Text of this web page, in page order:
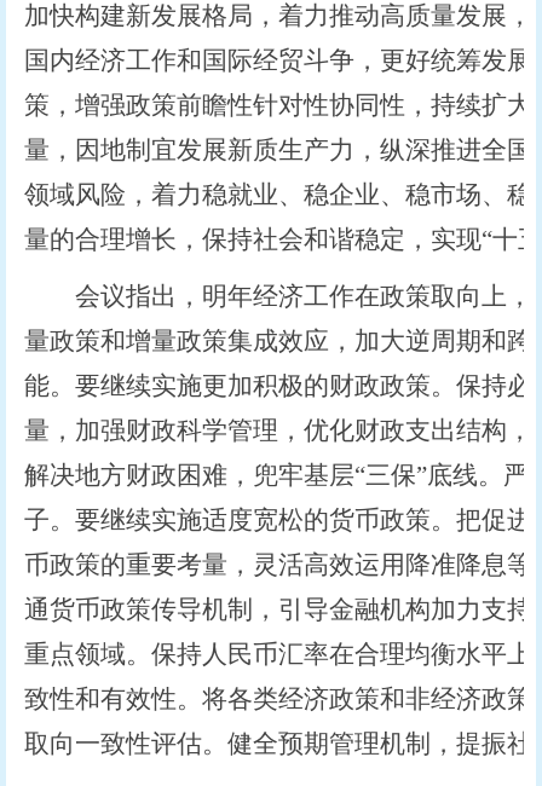
加快构建新发展格局，着力推动高质量发展
国内经济工作和国际经贸斗争，更好统筹发
策，增强政策前瞻性针对性协同性，持续扩
量，因地制宜发展新质生产力，纵深推进全
领域风险，着力稳就业、稳企业、稳市场、
量的合理增长，保持社会和谐稳定，实现“十
会议指出，明年经济工作在政策取向上，
量政策和增量政策集成效应，加大逆周期和
能。要继续实施更加积极的财政政策。保持
量，加强财政科学管理，优化财政支出结构
解决地方财政困难，兜牢基层“三保”底线。
子。要继续实施适度宽松的货币政策。把促
币政策的重要考量，灵活高效运用降准降息
通货币政策传导机制，引导金融机构加力支
重点领域。保持人民币汇率在合理均衡水平
致性和有效性。将各类经济政策和非经济政
取向一致性评估。健全预期管理机制，提振社